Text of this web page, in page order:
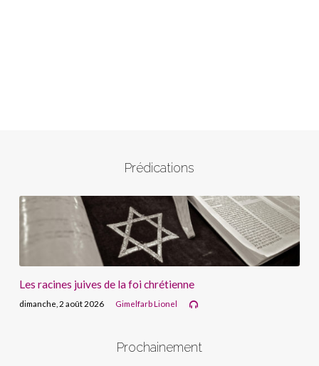
Prédications
Les racines juives de la foi chrétienne
dimanche, 2 août 2026 Gimelfarb Lionel
Prochainement